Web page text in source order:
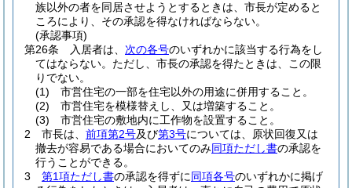
族以外の者を同居させようとするときは、市長が定めると
ころにより、その承認を得なければならない。
(承認事項)
第26条
入居者は、 次の各号のいずれかに該当する行為をし
てはならない。 ただし、市長の承認を得たときは、この限
りでない。
(1)
市営住宅の一部を住宅以外の用途に併用すること。
(2)
市営住宅を模様替えし、又は増築すること。
(3)
市営住宅の敷地内に工作物を設置すること。
2
市長は、 前項第2号及び第3号については、原状回復又は
撤去が容易である場合においてのみ同項ただし書の承認を
行うことができる。
3
第1項ただし書の承認を得ずに同項各号のいずれかに掲げ